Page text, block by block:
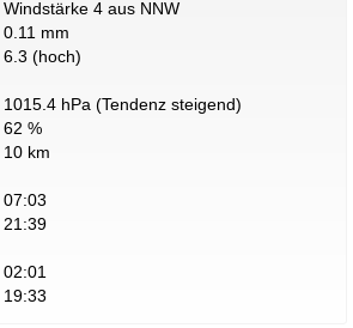
Windstärke 4 aus NNW
0.11 mm
6.3 (hoch)
1015.4 hPa (Tendenz steigend)
62 %
10 km
07:03
21:39
02:01
19:33